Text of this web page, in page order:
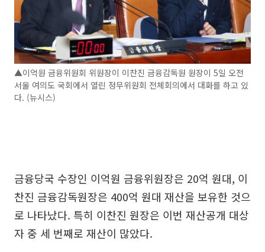
▲이억원 금융위원회 위원장이 이찬진 금융감독원 원장이 5일 오전
서울 여의도 국회에서 열린 정무위원회 전체회의에서 대화를 하고 있
다. (뉴시스)
금융당국 수장인 이억원 금융위원장은 20억 원대, 이
찬진 금융감독원장은 400억 원대 재산을 보유한 것으
로 나타났다. 특히 이찬진 원장은 이번 재산공개 대상
자 중 세 번째로 재산이 많았다.